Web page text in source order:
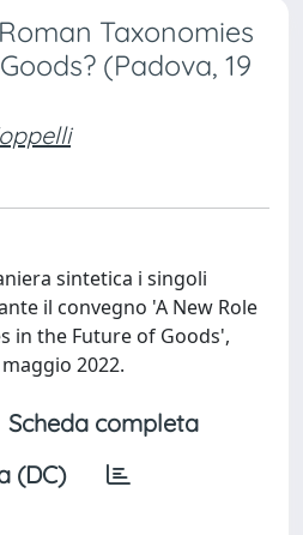
Taxonomies
(Padova, 19
sintetica i singoli
il convegno 'A New Role
in the Future of Goods',
2022.
Scheda completa
(DC)